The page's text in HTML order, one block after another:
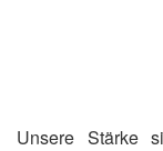
Unsere Stärke